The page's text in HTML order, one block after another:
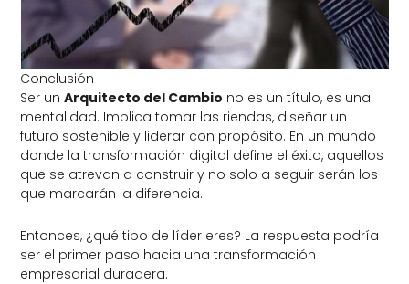
Conclusión
Ser unArquitecto del Cambio no es un título, es una
mentalidad. Implica tomar las riendas, diseñar un
futuro sostenible y liderar con propósito. En un mundo
donde la transformación digital define el éxito, aquellos
que se atrevan a construir y no solo a seguir serán los
que marcarán la diferencia.
Entonces, ¿qué tipo de líder eres? La respuesta podría
ser el primer paso hacia una transformación
empresarial duradera.